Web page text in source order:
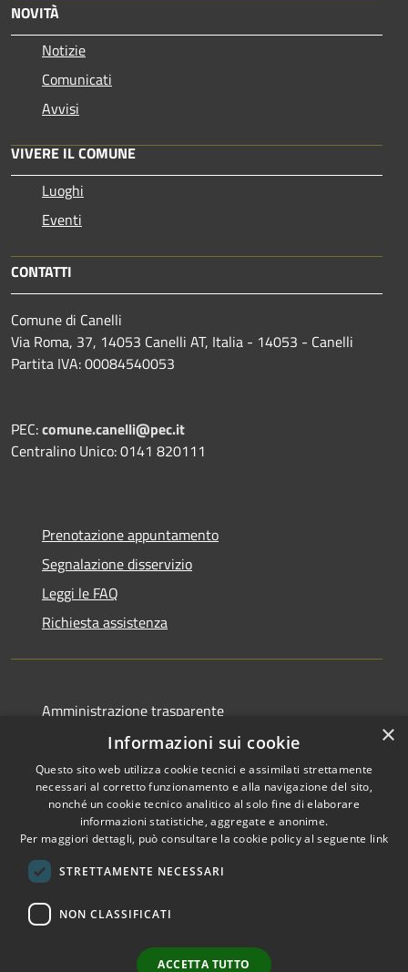
NOVITÀ
Notizie
Comunicati
Avvisi
VIVERE IL COMUNE
Luoghi
Eventi
CONTATTI
Comune di Canelli
Via Roma, 37, 14053 Canelli AT, Italia - 14053 - Canelli
Partita IVA: 00084540053
PEC:comune.canelli@pec.it
Centralino Unico: 0141 820111
Prenotazione appuntamento
Segnalazione disservizio
Leggi le FAQ
Richiesta assistenza
Amministrazione trasparente
Albo pretorio
Informativa privacy
Note legali
Dichiarazione di accessibilità
RSS
Municipium
×
Informazioni sui cookie
Questo sito web utilizza cookie tecnici e assimilati strettamente
necessari al corretto funzionamento e alla navigazione del sito,
nonché un cookie tecnico analitico al solo fine di elaborare
informazioni statistiche, aggregate e anonime.
Per maggiori dettagli, può consultare la cookie policy al seguente link
STRETTAMENTE NECESSARI
NON CLASSIFICATI
ACCETTA TUTTO